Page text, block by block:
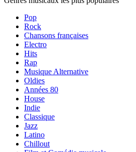
Pop
Rock
Chansons françaises
Electro
Hits
Rap
Musique Alternative
Oldies
Années 80
House
Indie
Classique
Jazz
Latino
Chillout